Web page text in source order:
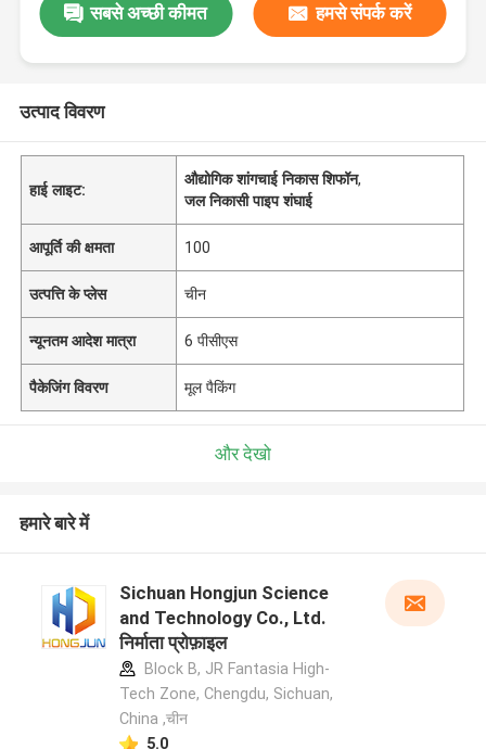
सबसे अच्छी कीमत हमसे संपर्क करें
उत्पाद विवरण
हाई लाइट:
औद्योगिक शांगचाई निकास शिफॉन,
जल निकासी पाइप शंघाई
आपूर्ति की क्षमता 100
उत्पत्ति के प्लेस चीन
न्यूनतम आदेश मात्रा 6 पीसीएस
पैकेजिंग विवरण मूल पैकिंग
और देखो
हमारे बारे में
Sichuan Hongjun Science
and Technology Co., Ltd.
निर्माता प्रोफ़ाइल
Block B, JR Fantasia High-
Tech Zone, Chengdu, Sichuan,
China ,चीन
5.0